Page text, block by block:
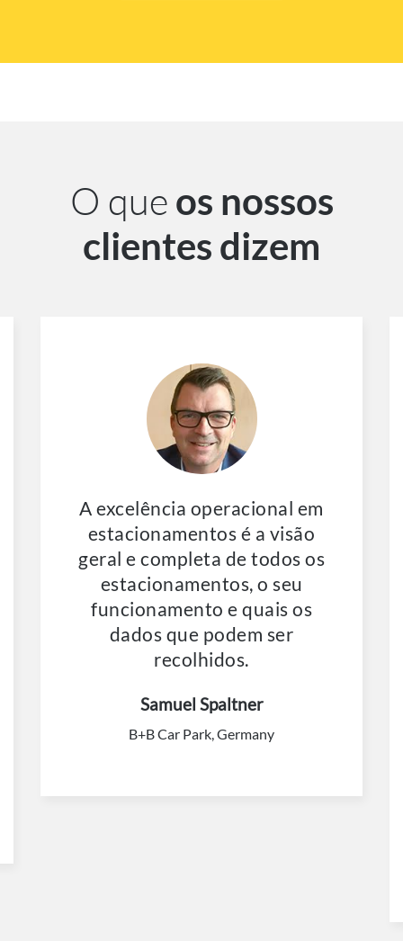
O que os nossos
clientes dizem
A excelência operacional em
estacionamentos é a visão
geral e completa de todos os
estacionamentos, o seu
funcionamento e quais os
dados que podem ser
recolhidos.
Samuel Spaltner
B+B Car Park, Germany